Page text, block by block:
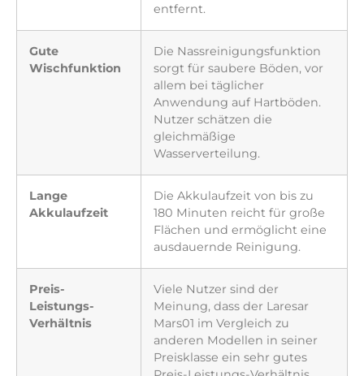
entfernt.
Gute
Wischfunktion
Die Nassreinigungsfunktion
sorgt für saubere Böden, vor
allem bei täglicher
Anwendung auf Hartböden.
Nutzer schätzen die
gleichmäßige
Wasserverteilung.
Lange
Akkulaufzeit
Die Akkulaufzeit von bis zu
180 Minuten reicht für große
Flächen und ermöglicht eine
ausdauernde Reinigung.
Preis-
Leistungs-
Verhältnis
Viele Nutzer sind der
Meinung, dass der Laresar
Mars01 im Vergleich zu
anderen Modellen in seiner
Preisklasse ein sehr gutes